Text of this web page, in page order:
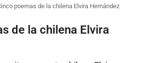
poemas de la chilena Elvira Hernández
de la chilena Elvira